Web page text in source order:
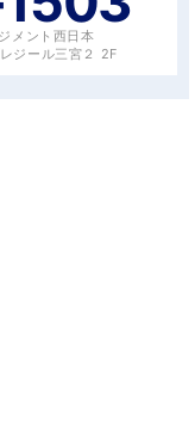
メント西日本
ジール三宮２ 2F